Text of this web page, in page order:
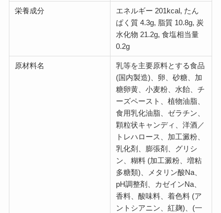
栄養成分
エネルギー 201kcal, たん
ぱく質 4.3g, 脂質 10.8g, 炭
水化物 21.2g, 食塩相当量
0.2g
原材料名
乳等を主要原料とする食品
(国内製造)、卵、砂糖、加
糖卵黄、小麦粉、水飴、チ
ーズペースト、植物油脂、
食用乳化油脂、ゼラチン、
顆粒状キャンディ、洋酒／
トレハロース、加工澱粉、
乳化剤、膨張剤、グリシ
ン、糊料 (加工澱粉、増粘
多糖類)、メタリン酸Na、
pH調整剤、カゼインNa、
香料、酸味料、着色料 (ア
ントシアニン、紅麹)、(一